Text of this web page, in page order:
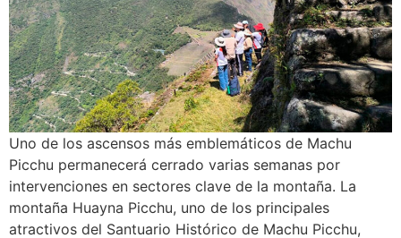
Uno de los ascensos más emblemáticos de Machu
Picchu permanecerá cerrado varias semanas por
intervenciones en sectores clave de la montaña. La
montaña Huayna Picchu, uno de los principales
atractivos del Santuario Histórico de Machu Picchu,